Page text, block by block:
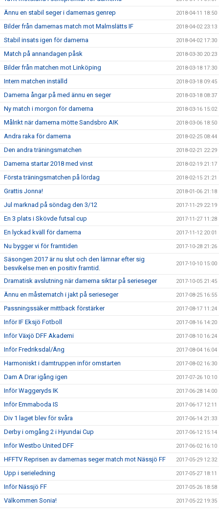
Ännu en stabil seger i damernas genrep 2018-04-11 18:50
Bilder från damernas match mot Malmslätts IF 2018-04-02 23:13
Stabil insats igen för damerna 2018-04-02 17:30
Match på annandagen påsk 2018-03-30 20:23
Bilder från matchen mot Linköping 2018-03-18 17:30
Intern matchen inställd 2018-03-18 09:45
Damerna ångar på med ännu en seger 2018-03-18 08:37
Ny match i morgon för damerna 2018-03-16 15:02
Målrikt när damerna mötte Sandsbro AIK 2018-03-06 18:50
Andra raka för damerna 2018-02-25 08:44
Den andra träningsmatchen 2018-02-21 22:29
Damerna startar 2018 med vinst 2018-02-19 21:17
Första träningsmatchen på lördag 2018-02-15 21:21
Grattis Jonna! 2018-01-06 21:18
Jul marknad på söndag den 3/12 2017-11-29 22:19
En 3 plats i Skövde futsal cup 2017-11-27 11:28
En lyckad kväll för damerna 2017-11-12 20:01
Nu bygger vi för framtiden 2017-10-28 21:26
Säsongen 2017 är nu slut och den lämnar efter sig
besvikelse men en positiv framtid.
2017-10-10 15:00
Dramatisk avslutning när damerna siktar på serieseger 2017-10-05 21:45
Ännu en måstematch i jakt på serieseger 2017-08-25 16:55
Passningssäker mittback förstärker 2017-08-17 11:24
Inför IF Eksjö Fotboll 2017-08-16 14:20
Inför Växjö DFF Akademi 2017-08-10 16:24
Inför Fredriksdal/Äng 2017-08-04 16:04
Harmoniskt i damtruppen inför omstarten 2017-08-02 16:30
Dam A Drar igång igen 2017-07-26 10:10
Inför Waggeryds IK 2017-06-28 14:00
Inför Emmaboda IS 2017-06-17 12:11
Div 1 laget blev för svåra 2017-06-14 21:33
Derby i omgång 2 i Hyundai Cup 2017-06-12 15:14
Inför Westbo United DFF 2017-06-02 16:10
HFFTV Reprisen av damernas seger match mot Nässjö FF 2017-05-29 12:32
Upp i serieledning 2017-05-27 18:11
Inför Nässjö FF 2017-05-26 18:58
Välkommen Sonia! 2017-05-22 19:35